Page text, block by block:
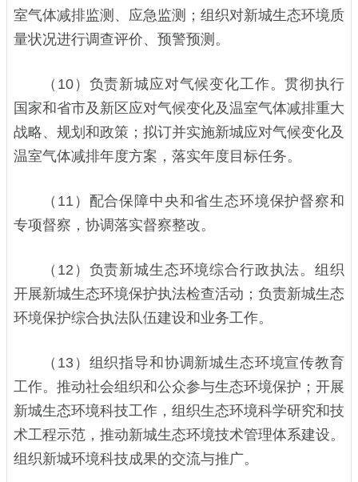
室气体减排监测、应急监测；组织对新城生态环境质
量状况进行调查评价、预警预测。
（10）负责新城应对气候变化工作。贯彻执行
国家和省市及新区应对气候变化及温室气体减排重大
战略、规划和政策；拟订并实施新城应对气候变化及
温室气体减排年度方案，落实年度目标任务。
（11）配合保障中央和省生态环境保护督察和
专项督察，协调落实督察整改。
（12）负责新城生态环境综合行政执法。组织
开展新城生态环境保护执法检查活动；负责新城生态
环境保护综合执法队伍建设和业务工作。
（13）组织指导和协调新城生态环境宣传教育
工作。推动社会组织和公众参与生态环境保护；开展
新城生态环境科技工作，组织生态环境科学研究和技
术工程示范，推动新城生态环境技术管理体系建设。
组织新城环境科技成果的交流与推广。